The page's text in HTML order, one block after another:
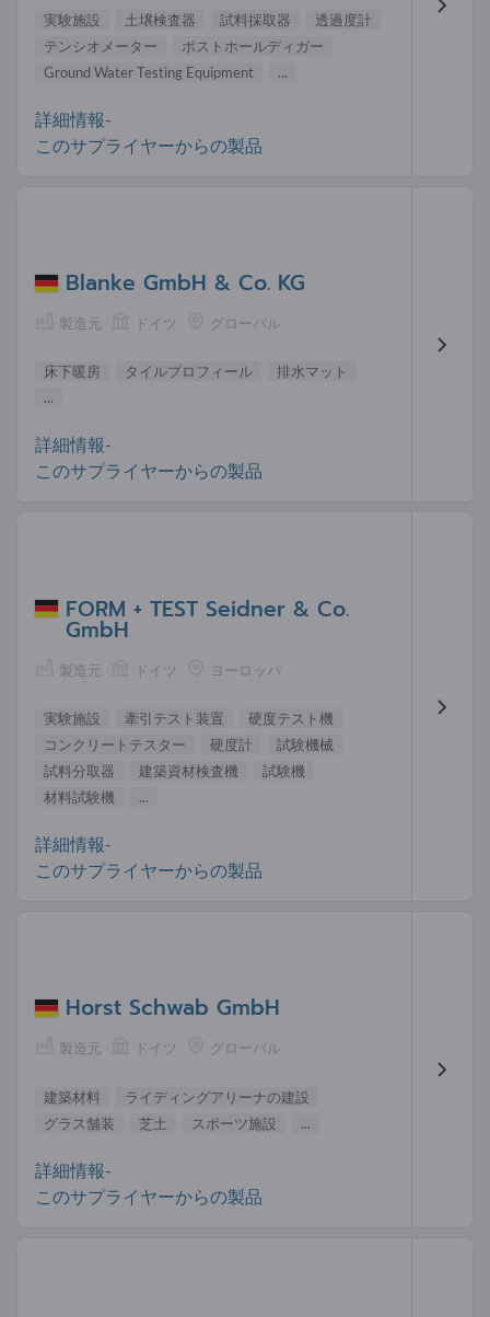
実験施設 土壌検査器 試料採取器
透過度計
テンシオメーター
ポストホールディガー
Ground Water Testing Equipment
...
詳細情報-
このサプライヤーからの製品
Blanke GmbH & Co. KG
製造元 ドイツ グローバル
床下暖房 タイルプロフィール
排水マット
...
詳細情報-
このサプライヤーからの製品
FORM + TEST Seidner & Co.
GmbH
製造元 ドイツ ヨーロッパ
実験施設 牽引テスト装置
硬度テスト機
コンクリートテスター
硬度計
試験機械
試料分取器
建築資材検査機
試験機
材料試験機
...
詳細情報-
このサプライヤーからの製品
Horst Schwab GmbH
製造元 ドイツ グローバル
建築材料
ライディングアリーナの建設
グラス舗装
芝土 スポーツ施設 ...
詳細情報-
このサプライヤーからの製品